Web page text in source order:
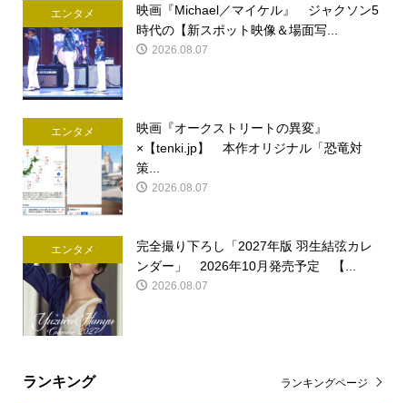
エンタメ
映画『Michael／マイケル』 ジャクソン5
時代の【新スポット映像＆場面写...
2026.08.07
エンタメ
映画『オークストリートの異変』
×【tenki.jp】 本作オリジナル「恐竜対
策...
2026.08.07
エンタメ
完全撮り下ろし「2027年版 羽生結弦カレ
ンダー」 2026年10月発売予定 【...
2026.08.07
ランキング ランキングページ